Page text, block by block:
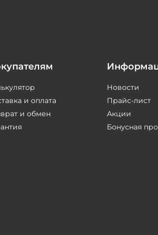
и оплата
и обмен
Новости
Прайс-лист
Акции
Бонусная